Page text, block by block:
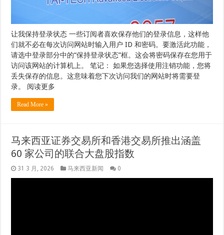
让我保持登录状态 一些订阅者喜欢保存他们的登录信息，这样他
们就不必在每次访问网站时输入用户 ID 和密码。要激活此功能，
请选中登录部分中的“保持登录状态”框。这会将密码保存在您用于
访问该网站的计算机上。 笔记： 如果您选择使用注销功能，您将
丢失保存的信息。这意味着您下次访问我们的网站时将需要登
录。 阅读更多
Read More »
马来西亚证券交易所和香港交易所推出涵盖
60 家公司的联合大盘股指数
31 3 月, 2026 马来西亚新闻 0